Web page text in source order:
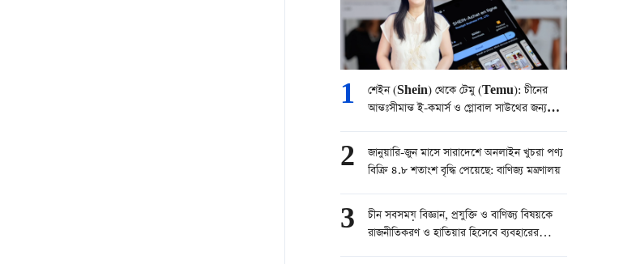
1
শেইন (Shein) থেকে টেমু (Temu): চীনের
আন্তঃসীমান্ত ই-কমার্স ও গ্লোবাল সাউথের জন্য
2
জানুয়ারি-জুন মাসে সারাদেশে অনলাইন খুচরা পণ্য
বিক্রি ৪.৮ শতাংশ বৃদ্ধি পেয়েছে: বাণিজ্য মন্ত্রণালয়
3
চীন সবসময় বিজ্ঞান, প্রযুক্তি ও বাণিজ্য বিষয়কে
রাজনীতিকরণ ও হাতিয়ার হিসেবে ব্যবহারের